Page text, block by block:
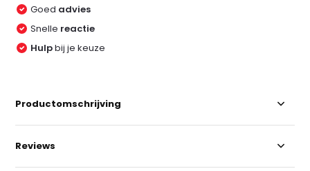
Goed advies
Snelle reactie
Hulpbij je keuze
Productomschrijving
Reviews